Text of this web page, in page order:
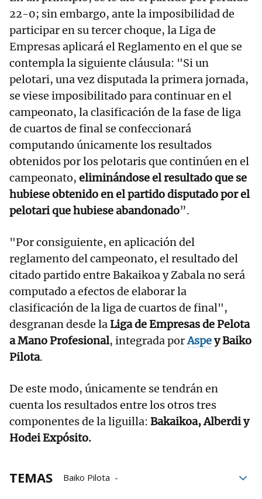
22-0; sin embargo, ante la imposibilidad de
participar en su tercer choque, la Liga de
Empresas aplicará el Reglamento en el que se
contempla la siguiente cláusula: "Si un
pelotari, una vez disputada la primera jornada,
se viese imposibilitado para continuar en el
campeonato, la clasificación de la fase de liga
de cuartos de final se confeccionará
computando únicamente los resultados
obtenidos por los pelotaris que continúen en el
campeonato, eliminándose el resultado que se
hubiese obtenido en el partido disputado por el
pelotari que hubiese abandonado”.
"Por consiguiente, en aplicación del
reglamento del campeonato, el resultado del
citado partido entre Bakaikoa y Zabala no será
computado a efectos de elaborar la
clasificación de la liga de cuartos de final",
desgranan desde laLiga de Empresas de Pelota
a Mano Profesional, integrada porAspey Baiko
Pilota.
De este modo, únicamente se tendrán en
cuenta los resultados entre los otros tres
componentes de la liguilla: Bakaikoa, Alberdi y
Hodei Expósito.
TEMAS
Baiko Pilota